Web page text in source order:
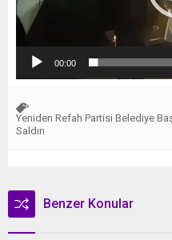
00:00
Yeniden Refah Partisi Belediye
Saldırı
Benzer Konular